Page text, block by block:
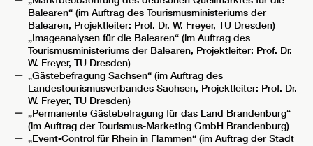
Balearen“ (im Auftrag des Tourismusministeriums der
Balearen, Projektleiter: Prof. Dr. W. Freyer, TU Dresden)
„Imageanalysen für die Balearen“ (im Auftrag des
Tourismusministeriums der Balearen, Projektleiter: Prof. Dr.
W. Freyer, TU Dresden)
„Gästebefragung Sachsen“ (im Auftrag des
Landestourismusverbandes Sachsen, Projektleiter: Prof. Dr.
W. Freyer, TU Dresden)
„Permanente Gästebefragung für das Land Brandenburg“
(im Auftrag der Tourismus-Marketing GmbH Brandenburg)
„Event-Control für Rhein in Flammen“ (im Auftrag der Stadt